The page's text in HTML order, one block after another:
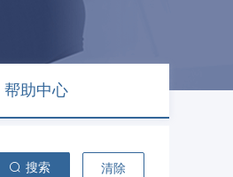
帮助中心
搜索 清除